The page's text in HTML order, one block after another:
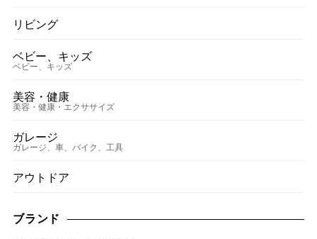
リビング
ベビー、キッズ
ベビー、キッズ
美容・健康
美容・健康・エクササイズ
ガレージ
ガレージ、車、バイク、工具
アウトドア
ブランド